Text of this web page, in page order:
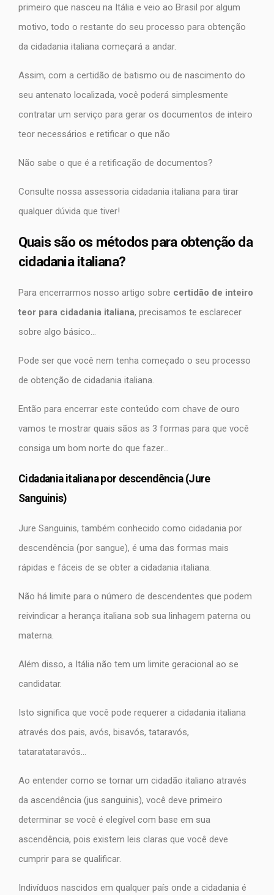
primeiro que nasceu na Itália e veio ao Brasil por algum
motivo, todo o restante do seu processo para obtenção
da cidadania italiana começará a andar.
Assim, com a certidão de batismo ou de nascimento do
seu antenato localizada, você poderá simplesmente
contratar um serviço para gerar os documentos de inteiro
teor necessários e retificar o que não
Não sabe o que é a retificação de documentos?
Consulte nossa assessoria cidadania italiana para tirar
qualquer dúvida que tiver!
Quais são os métodos para obtenção da
cidadania italiana?
Para encerrarmos nosso artigo sobre certidão de inteiro
teor para cidadania italiana, precisamos te esclarecer
sobre algo básico…
Pode ser que você nem tenha começado o seu processo
de obtenção de cidadania italiana.
Então para encerrar este conteúdo com chave de ouro
vamos te mostrar quais sãos as 3 formas para que você
consiga um bom norte do que fazer…
Cidadania italiana por descendência (Jure
Sanguinis)
Jure Sanguinis, também conhecido como cidadania por
descendência (por sangue), é uma das formas mais
rápidas e fáceis de se obter a cidadania italiana.
Não há limite para o número de descendentes que podem
reivindicar a herança italiana sob sua linhagem paterna ou
materna.
Além disso, a Itália não tem um limite geracional ao se
candidatar.
Isto significa que você pode requerer a cidadania italiana
através dos pais, avós, bisavós, tataravós,
tataratataravós…
Ao entender como se tornar um cidadão italiano através
da ascendência (jus sanguinis), você deve primeiro
determinar se você é elegível com base em sua
ascendência, pois existem leis claras que você deve
cumprir para se qualificar.
Indivíduos nascidos em qualquer país onde a cidadania é